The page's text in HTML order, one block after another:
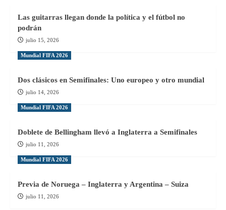
Las guitarras llegan donde la política y el fútbol no
podrán
julio 15, 2026
Mundial FIFA 2026
Dos clásicos en Semifinales: Uno europeo y otro mundial
julio 14, 2026
Mundial FIFA 2026
Doblete de Bellingham llevó a Inglaterra a Semifinales
julio 11, 2026
Mundial FIFA 2026
Previa de Noruega – Inglaterra y Argentina – Suiza
julio 11, 2026